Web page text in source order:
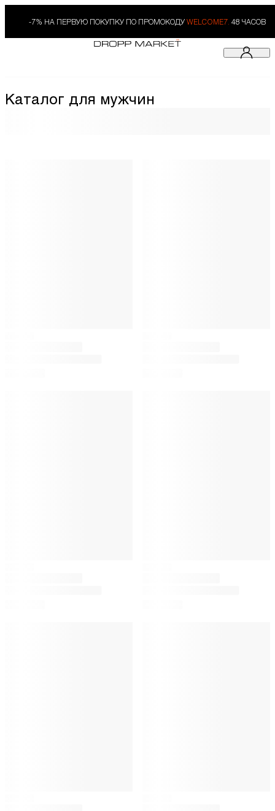
-7% НА ПЕРВУЮ ПОКУПКУ ПО ПРОМОКОДУ WELCOME7. 48 ЧАСОВ
Каталог для мужчин